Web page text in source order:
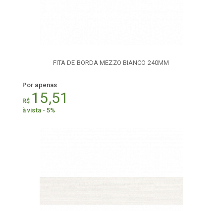
FITA DE BORDA MEZZO BIANCO 240MM
Por apenas
R$ 15,51
à vista - 5%